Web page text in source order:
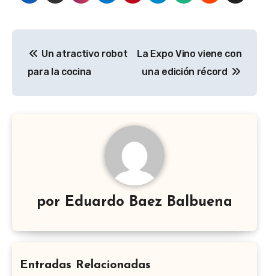
de
entradas
Un atractivo robot
para la cocina
La Expo Vino viene con
una edición récord
por Eduardo Baez Balbuena
Entradas Relacionadas